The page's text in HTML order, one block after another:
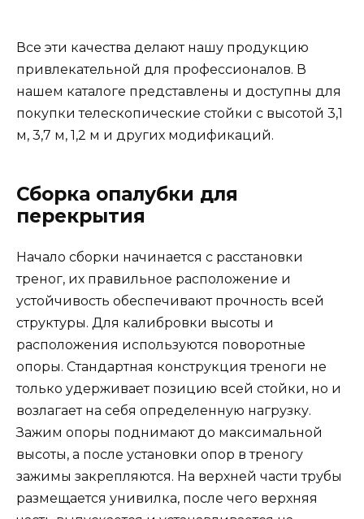
Все эти качества делают нашу продукцию
привлекательной для профессионалов. В
нашем каталоге представлены и доступны для
покупки телескопические стойки с высотой 3,1
м, 3,7 м, 1,2 м и других модификаций.
Сборка опалубки для
перекрытия
Начало сборки начинается с расстановки
треног, их правильное расположение и
устойчивость обеспечивают прочность всей
структуры. Для калибровки высоты и
расположения используются поворотные
опоры. Стандартная конструкция треноги не
только удерживает позицию всей стойки, но и
возлагает на себя определенную нагрузку.
Зажим опоры поднимают до максимальной
высоты, а после установки опор в треногу
зажимы закрепляются. На верхней части трубы
размещается унивилка, после чего верхняя